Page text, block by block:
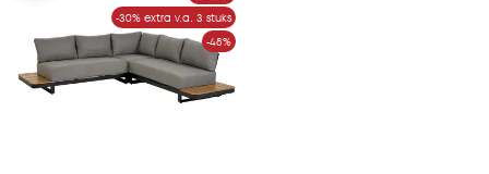
-30% extra v.a. 3 stuks
-48%